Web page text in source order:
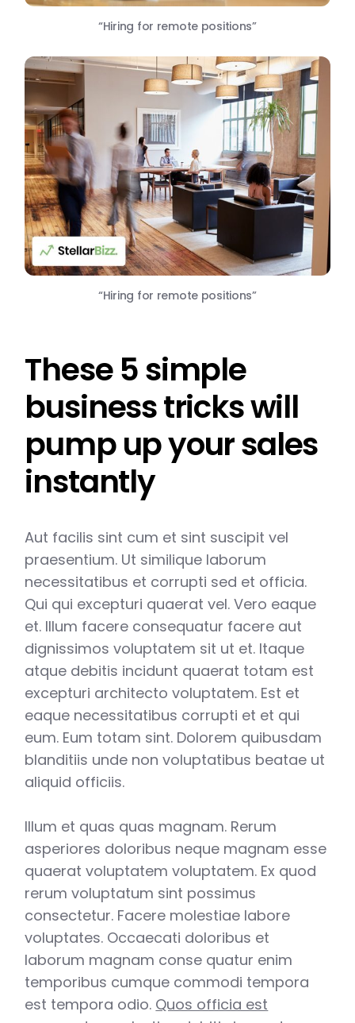
“Hiring for remote positions”
“Hiring for remote positions”
These 5 simple
business tricks will
pump up your sales
instantly
Aut facilis sint cum et sint suscipit vel
praesentium. Ut similique laborum
necessitatibus et corrupti sed et officia.
Qui qui excepturi quaerat vel. Vero eaque
et. Illum facere consequatur facere aut
dignissimos voluptatem sit ut et. Itaque
atque debitis incidunt quaerat totam est
excepturi architecto voluptatem. Est et
eaque necessitatibus corrupti et et qui
eum. Eum totam sint. Dolorem quibusdam
blanditiis unde non voluptatibus beatae ut
aliquid officiis.
Illum et quas quas magnam. Rerum
asperiores doloribus neque magnam esse
quaerat voluptatem voluptatem. Ex quod
rerum voluptatum sint possimus
consectetur. Facere molestiae labore
voluptates. Occaecati doloribus et
laborum magnam conse quatur enim
temporibus cumque commodi tempora
est tempora odio. Quos officia est